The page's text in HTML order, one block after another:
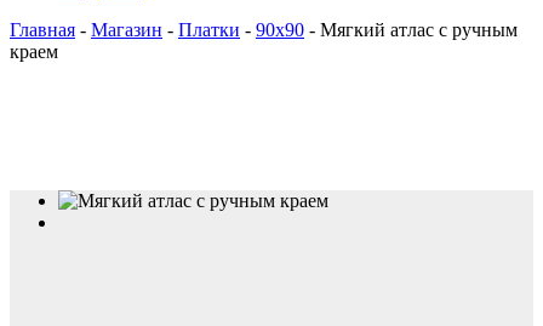
Главная - Магазин - Платки - 90x90 - Мягкий атлас с ручным
краем